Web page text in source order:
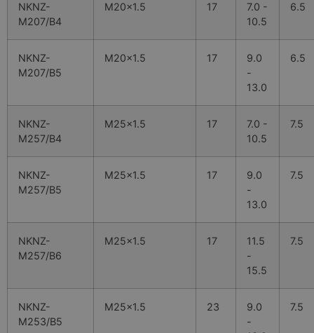
NKNZ-
M207/B4
M20x1.5 17
7.0 -
10.5
6.5
NKNZ-
M207/B5
M20x1.5 17
9.0
-
13.0
6.5
NKNZ-
M257/B4
M25x1.5 17
7.0 -
10.5
7.5
NKNZ-
M257/B5
M25x1.5 17
9.0
-
13.0
7.5
NKNZ-
M257/B6
M25x1.5 17
11.5
-
15.5
7.5
NKNZ-
M253/B5
M25x1.5 23
9.0
-
7.5